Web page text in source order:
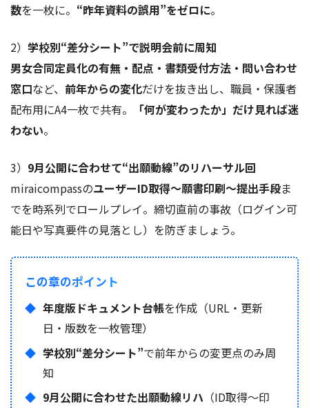
数を一枚に。 “昨年資料の誤用”をゼロに。
2） 学校別“差分シート”で説明会前に周知
男女合同定員化の有無・配点・書類受付方法・問い合わせ
窓口など、 前年からの変化だけを抜き出し、職員・保護者
配布用にA4一枚で共有。
「何が変わったか」だけ見れば迷
わない。
3） 9月公開に合わせて“出願動線”のリハーサル回
miraicompassのユーザーID取得～願書印刷～提出手段ま
でを時系列でロールプレイ。締切直前の事故（ログイン可
能日や写真要件の見落とし）を防ぎましょう。
この章のポイント
年度版ドキュメント台帳を作成（URL・更新
日・版数を一枚管理）
学校別“差分シート”で前年からの変更点のみ周
知
9月公開に合わせた出願動線リハ （ID取得〜印